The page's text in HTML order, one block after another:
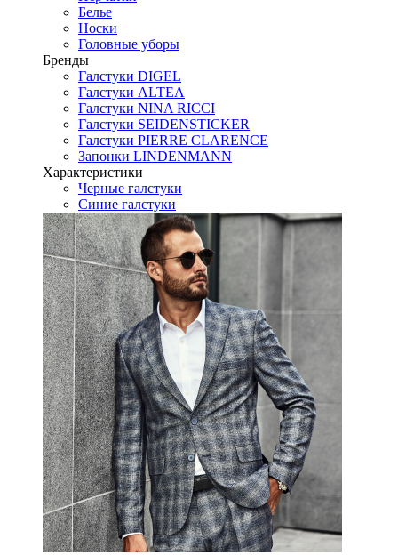
Белье
Носки
Головные уборы
Бренды
Галстуки DIGEL
Галстуки ALTEA
Галстуки NINA RICCI
Галстуки SEIDENSTICKER
Галстуки PIERRE CLARENCE
Запонки LINDENMANN
Характеристики
Черные галстуки
Синие галстуки